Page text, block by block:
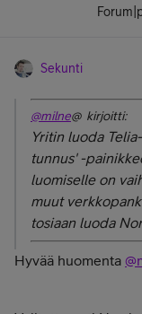
Sekunti
@milne@ kirjoitti:
Yritin luoda
tunnus' -
luomiselle on
muut
tosiaan luoda
Hyvää huomenta